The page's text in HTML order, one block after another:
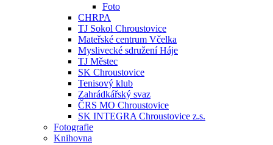
Foto
CHRPA
TJ Sokol Chroustovice
Mateřské centrum Včelka
Myslivecké sdružení Háje
TJ Městec
SK Chroustovice
Tenisový klub
Zahrádkářský svaz
ČRS MO Chroustovice
SK INTEGRA Chroustovice z.s.
Fotografie
Knihovna